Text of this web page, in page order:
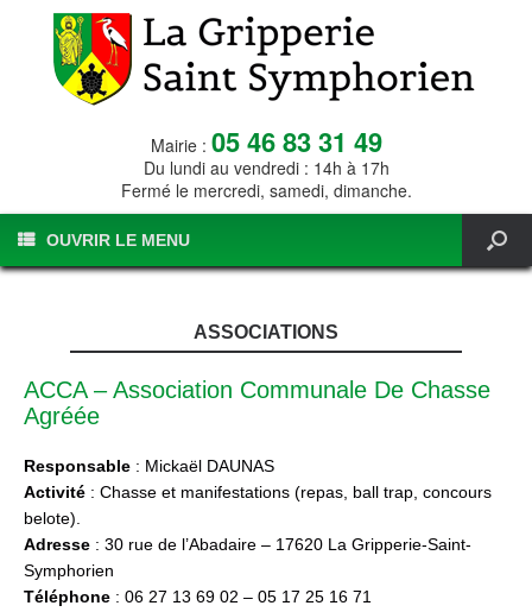
Mairie : 05 46 83 31 49
Du lundi au vendredi : 14h à 17h
Fermé le mercredi, samedi, dimanche.
OUVRIR LE MENU
ASSOCIATIONS
ACCA – Association Communale De Chasse
Agréée
Responsable : Mickaël DAUNAS
Activité : Chasse et manifestations (repas, ball trap, concours
belote).
Adresse : 30 rue de l’Abadaire – 17620 La Gripperie-Saint-
Symphorien
Téléphone : 06 27 13 69 02 – 05 17 25 16 71